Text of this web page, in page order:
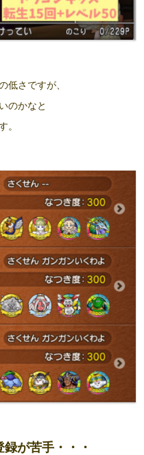
低さですが、
のかなと
。
が苦手・・・